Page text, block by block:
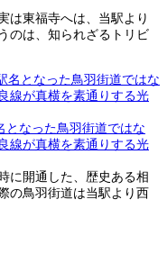
は東福寺へは、当駅より
のは、知られざるトリビ
なった鳥羽街道ではな
線が真横を素通りする光
に開通した、歴史ある相
の鳥羽街道は当駅より西